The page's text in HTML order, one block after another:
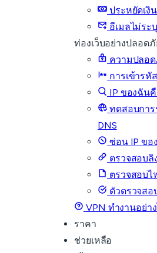
ประหยัดเงิน
อีเมลไม่ระ
ท่องเว็บอย่างปลอดภั
ความปลอ
การเข้ารหั
IP ของฉัน
ทดสอบการ
DNS
ซ่อน IP ข
ตรวจสอบลิ
ตรวจสอบไ
ตัวตรวจสอ
VPN ทำงานอย่า
ราคา
ช่วยเหลือ